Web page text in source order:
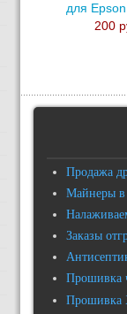
для
200
Продажа
Майнеры
Заказы
Прошивка
Прошивка